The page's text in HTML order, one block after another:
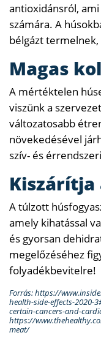
antioxidánsról,
számára. A
bélgázt
Magas
A mértéktelen
viszünk a
változatosabb
növekedésével
szív- és
Kiszárítja
A túlzott
amely kihatással
és gyorsan
megelőzéséhez
folyadékbevitelre!
Forrás: https://
health-side-effects-2020-
certain-cancers-and-
https://
meat/